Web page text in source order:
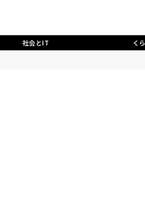
社会とIT く